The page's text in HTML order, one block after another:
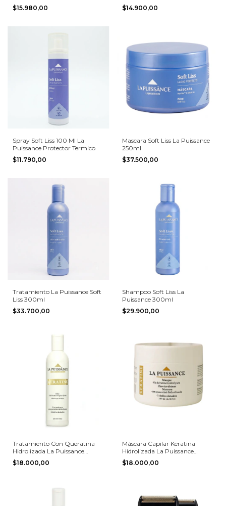
60gr
$15.980,00
Puissance
$14.900,00
Spray Soft Liss 100 Ml La
Puissance Protector Termico
$11.790,00
Mascara Soft Liss La Puissance
250ml
$37.500,00
Tratamiento La Puissance Soft
Liss 300ml
$33.700,00
Shampoo Soft Liss La
Puissance 300ml
$29.900,00
Tratamiento Con Queratina
Hidrolizada La Puissance
300ml
$18.000,00
Máscara Capilar Keratina
Hidrolizada La Puissance
250ml
$18.000,00